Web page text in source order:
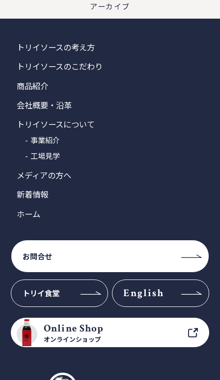
アーカイブ
トリイソースの考え方
トリイソースのこだわり
商品紹介
会社概要・沿革
トリイソースについて
事業紹介
工場見学
メディアの方へ
新着情報
ホーム
お問合せ
トリイ食堂 English
Online Shop
オンラインショップ